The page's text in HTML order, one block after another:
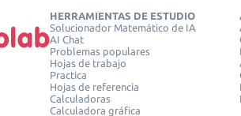
HERRAMIENTAS DE ESTUDIO
Solucionador Matemático de IA
AI Chat
Problemas populares
Hojas de trabajo
Practica
Hojas de referencia
Calculadoras
Calculadora gráfica